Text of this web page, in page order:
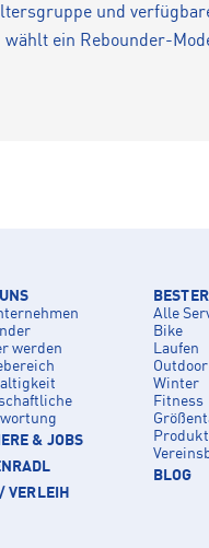
und
ein Rebounder-
werden
& JOBS
VERLEIH
Alle
Bike
Laufen
Outdoor
Winter
Fitness
BLOG